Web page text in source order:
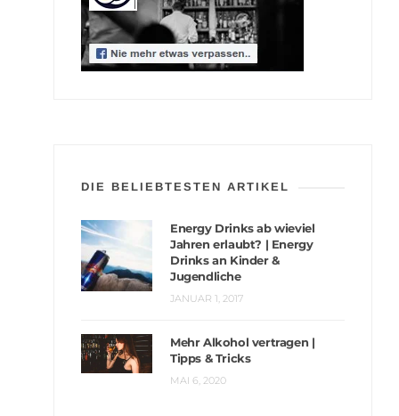
DIE BELIEBTESTEN ARTIKEL
Energy Drinks ab wieviel
Jahren erlaubt? | Energy
Drinks an Kinder &
Jugendliche
JANUAR 1, 2017
Mehr Alkohol vertragen |
Tipps & Tricks
MAI 6, 2020